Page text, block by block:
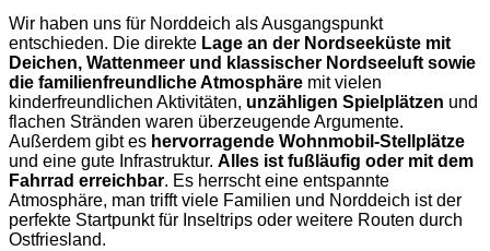
Wir haben uns für Norddeich als Ausgangspunkt
entschieden. Die direkte Lage an der Nordseeküste mit
Deichen, Wattenmeer und klassischer Nordseeluft sowie
die familienfreundliche Atmosphäre mit vielen
kinderfreundlichen Aktivitäten, unzähligen Spielplätzen und
flachen Stränden waren überzeugende Argumente.
Außerdem gibt es hervorragende Wohnmobil-Stellplätze
und eine gute Infrastruktur. Alles ist fußläufig oder mit dem
Fahrrad erreichbar. Es herrscht eine entspannte
Atmosphäre, man trifft viele Familien und Norddeich ist der
perfekte Startpunkt für Inseltrips oder weitere Routen durch
Ostfriesland.